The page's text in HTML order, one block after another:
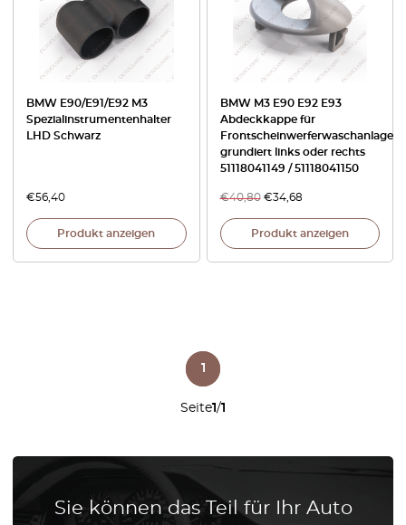
BMW E90/E91/E92 M3
Spezialinstrumentenhalter
LHD Schwarz
€56,40
Produkt anzeigen
BMW M3 E90 E92 E93
Abdeckkappe für
Frontscheinwerferwaschanlage
grundiert links oder rechts
51118041149 / 51118041150
€40,80 €34,68
Produkt anzeigen
Seite1/1
1
Sie können das Teil für Ihr Auto